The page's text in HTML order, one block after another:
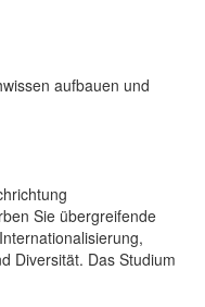
aufbauen und
Sie übergreifende
Diversität. Das Studium